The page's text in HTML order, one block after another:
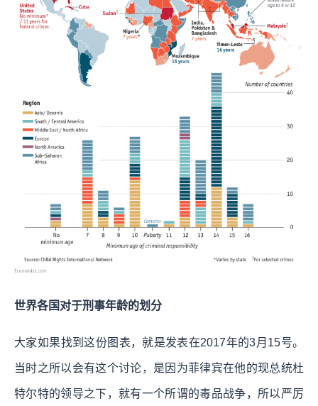
世界各国对于刑事年龄的划分
大家如果找到这份图表，就是发表在2017年的3月15号。
当时之所以会有这个讨论，是因为菲律宾在他的现总统杜
特尔特的领导之下，就有一个所谓的毒品战争，所以严厉